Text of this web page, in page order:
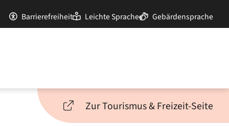
Barrierefreiheit Leichte Sprache Gebärdensprache
Zur Tourismus & Freizeit-Seite